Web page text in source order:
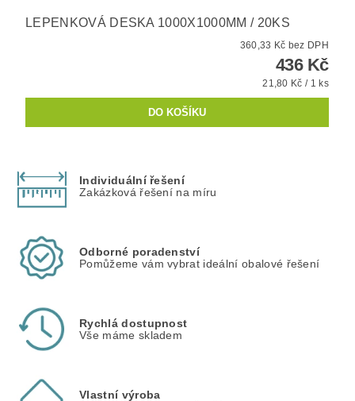
LEPENKOVÁ DESKA 1000X1000MM / 20KS
360,33 Kč bez DPH
436 Kč
21,80 Kč / 1 ks
Individuální řešení
Zakázková řešení na míru
Odborné poradenství
Pomůžeme vám vybrat ideální obalové řešení
Rychlá dostupnost
Vše máme skladem
Vlastní výroba